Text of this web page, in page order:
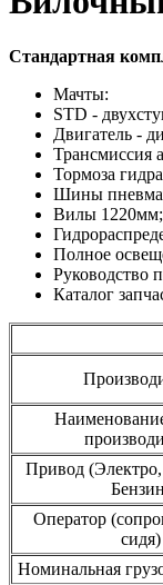
Стандартная
Мачты:
STD -
Двигатель -
Трансмиссия
Тормоза
Шины
Вилы 1220мм;
Полное
Руководство
Каталог
Привод (Электро,
Оператор
сидя)
Номинальная